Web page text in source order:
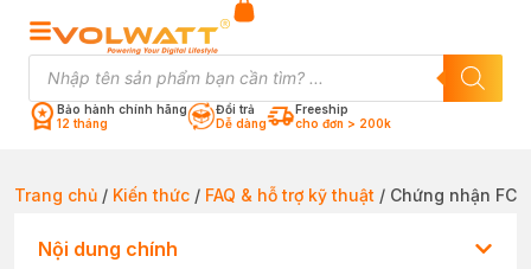
Bảo hành chính hãng
12 tháng
Đổi trả
Dễ dàng
Freeship
cho đơn > 200k
Trang chủ / Kiến thức / FAQ & hỗ trợ kỹ thuật / Chứng nhận
Nội dung chính